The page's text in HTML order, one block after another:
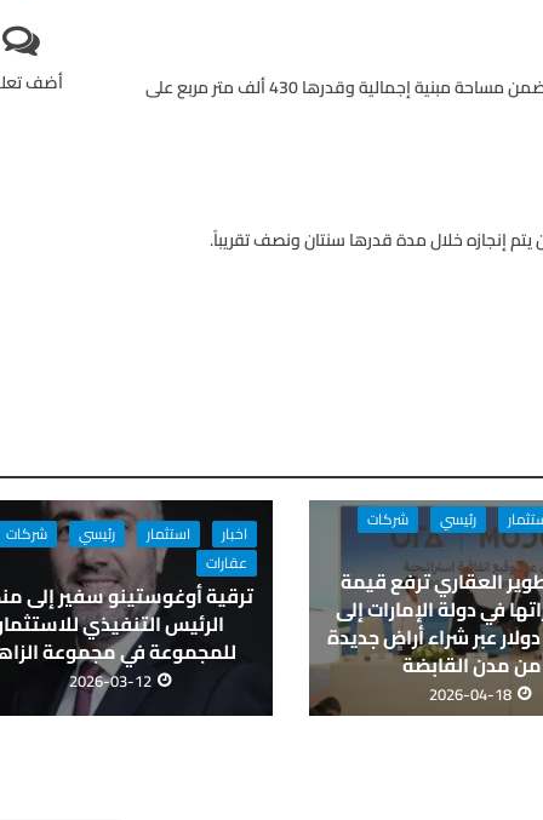
أضف
وقالت الشركة في بيان لها بسوق “دبي” اليوم، أن هذا المشروع يتضمن مساحة مبنية إجمالية وقدرها 430 ألف متر مربع على
يتم إنجازه خلال مدة قدرها سنتان ونصف تقريباً.
رئيسي
شركات
العقاري ترفع قيمة
في دولة الإمارات إلى
دولار عبر شراء أراضٍ جديدة
من مدن القابضة
2026-04-18
اخبار استثمار رئيسي
شركات
عقارات
ترقية أوغوستينو سفير إلى
الرئيس التنفيذي
للمجموعة في مجموعة
2026-03-12